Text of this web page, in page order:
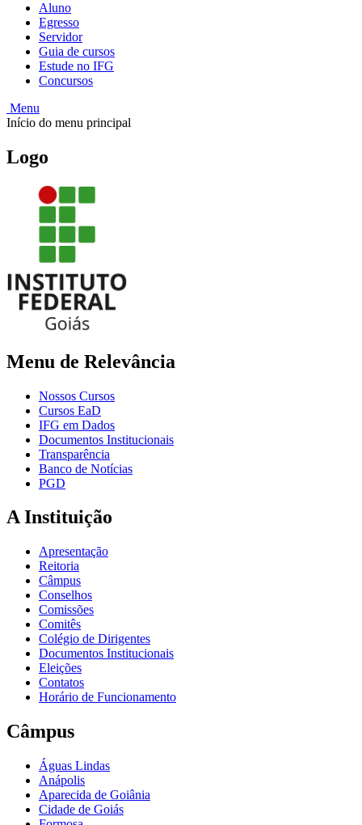
Aluno
Egresso
Servidor
Guia de cursos
Estude no IFG
Concursos
Menu
Início do menu principal
Logo
Menu de Relevância
Nossos Cursos
Cursos EaD
IFG em Dados
Documentos Institucionais
Transparência
Banco de Notícias
PGD
A Instituição
Apresentação
Reitoria
Câmpus
Conselhos
Comissões
Comitês
Colégio de Dirigentes
Documentos Institucionais
Eleições
Contatos
Horário de Funcionamento
Câmpus
Águas Lindas
Anápolis
Aparecida de Goiânia
Cidade de Goiás